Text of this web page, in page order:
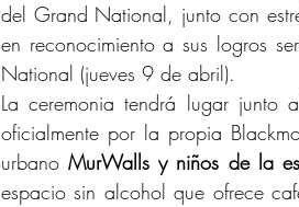
del Grand National, junto con
en reconocimiento a sus logros
National (jueves 9 de abril).
La ceremonia tendrá lugar junto
oficialmente por la propia
urbano MurWalls y niños de la
espacio sin alcohol que ofrece